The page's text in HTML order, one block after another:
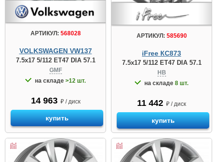
АРТИКУЛ: 568028
VOLKSWAGEN VW137
7.5x17 5/112 ET47 DIA 57.1
GMF
на складе >12 шт.
14 963 ₽ / диск
купить
АРТИКУЛ: 585690
iFree КС873
7.5x17 5/112 ET47 DIA 57.1
HB
на складе 8 шт.
11 442 ₽ / диск
купить